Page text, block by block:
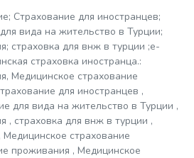
Страхование для иностранцев;
вида на жительство в Турции;
страховка для внж в турции ;e-
страховка иностранца.:
Медицинское страхование
для иностранцев ,
для вида на жительство в Турции ,
, страховка для внж в турции ,
страхование
проживания , Медицинское